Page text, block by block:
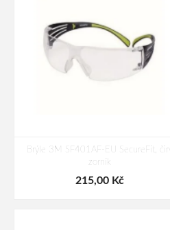
Brýle 3M SF401AF-EU SecureFit, čirý
zorník
215,00 Kč